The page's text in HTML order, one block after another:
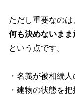
ただし重要なのは
何も決めないま
という点です。
・名義が被相続人
・建物の状態を